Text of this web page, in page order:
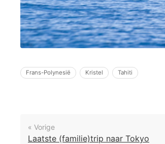
Frans-Polynesië Kristel Tahiti
« Vorige
Laatste (familie)trip naar Tokyo